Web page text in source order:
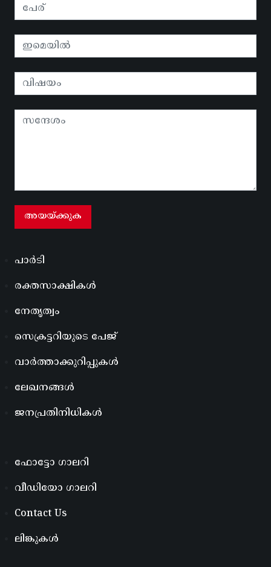
പാർടി
രക്തസാക്ഷികൾ
നേതൃത്വം
സെക്രട്ടറിയുടെ പേജ്
വാർത്താക്കുറിപ്പുകൾ
ലേഖനങ്ങൾ
ജനപ്രതിനിധികൾ
ഫോട്ടോ ഗാലറി
വീഡിയോ ഗാലറി
Contact Us
ലിങ്കുകൾ